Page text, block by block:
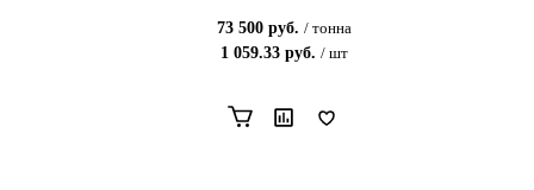
73 500руб. / тонна
1 059.33руб. / шт